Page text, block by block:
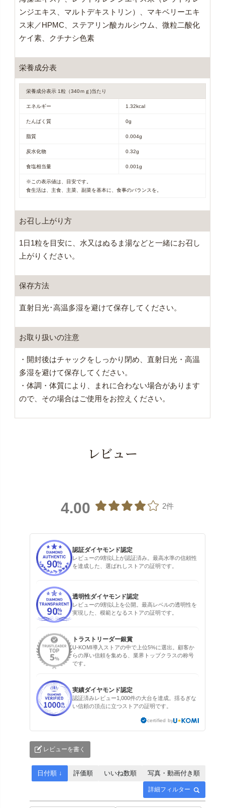
ンジエキス、マルトデキストリン）、マキベリーエキ
ス末／HPMC、ステアリン酸カルシウム、微粒二酸化
ケイ素、クチナシ色素
栄養成分表
栄養成分表示 1粒（340ｍｇ)当たり
エネルギー 1.32kcal
たんぱく質 0g
脂質 0.004g
炭水化物 0.32g
食塩相当量 0.001g
※この表示値は、目安です。
食生活は、主食、主菜、副菜を基本に、食事のバランスを。
お召し上がり方
1日1粒を目安に、水又はぬるま湯などと一緒にお召し
上がりください。
保存方法
直射日光･高温多湿を避けて保存してください。
お取り扱いの注意
・開封後はチャックをしっかり閉め、直射日光・高温
多湿を避けて保存してください。
・体調・体質により、まれに合わない場合があります
ので、その場合はご使用をお控えください。
レビュー
4.00 2件
認証ダイヤモンド認定
レビューの9割以上が認証済み。最高水準の信頼性
を達成した、選ばれしストアの証明です。
透明性ダイヤモンド認定
レビューの9割以上を公開。最高レベルの透明性を
実現した、模範となるストアの証明です。
トラストリーダー銀賞
U-KOMI導入ストアの中で上位5%に選出。顧客か
らの厚い信頼を集める、業界トップクラスの称号
です。
実績ダイヤモンド認定
認証済みレビュー1,000件の大台を達成。揺るぎな
い信頼の頂点に立つストアの証明です。
certified by
レビューを書く
詳細フィルター
日付順 ↓ 評価順 いいね数順 写真・動画付き順